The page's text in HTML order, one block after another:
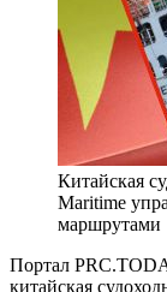
Китайская
Maritime
маршрутами
Портал
китайская